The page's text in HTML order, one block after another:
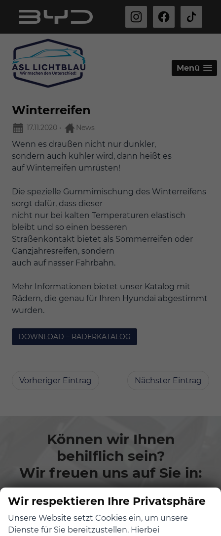
Menü
Winterreifen
17.11.2020 • News
Wenn es draußen nicht nur dunkler,
sondern auch kühler wird, dann heißt es
auf Winterreifen umrüsten!
Die spezielle Gummimischung des Winterreifens
sorgt dafür, dass dieser
nicht nur bei kalten Temperaturen elastisch
bleibt und so einen besseren
Straßenkontakt bietet als Sommerreifen oder
Ganzjahresreifen, sondern
auch auf nasser Fahrbahn.
Mehr Informationen bietet unser Katalog mit
Rädern, die genau für Ihren Hyundai abgestimmt
wurden.
DOWNLOAD – RÄDERKATALOG
Vorheriger Eintrag Nächster Eintrag
Können wir Ihnen
behilflich sein?
Wir freuen uns auf Sie in:
Wir respektieren Ihre Privatsphäre
Unsere Website setzt Cookies ein, um unsere
Dienste für Sie bereitzustellen. Hierbei